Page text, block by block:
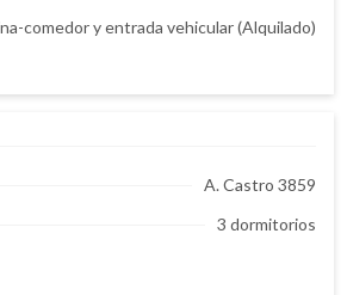
comedor y entrada vehicular (Alquilado)
A. Castro 3859
3 dormitorios